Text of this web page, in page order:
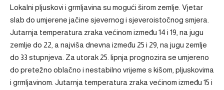
Lokalni pljuskovi i grmljavina su mogući širom zemlje. Vjetar
slab do umjerene jačine sjevernog i sjeveroistočnog smjera.
Jutarnja temperatura zraka većinom između 14 i 19, na jugu
zemlje do 22, a najviša dnevna između 25 i 29, na jugu zemlje
do 33 stupnjeva. Za utorak 25. lipnja prognozira se umjereno
do pretežno oblačno i nestabilno vrijeme s kišom, pljuskovima
i grmljavinom. Jutarnja temperatura zraka većinom između 15 i